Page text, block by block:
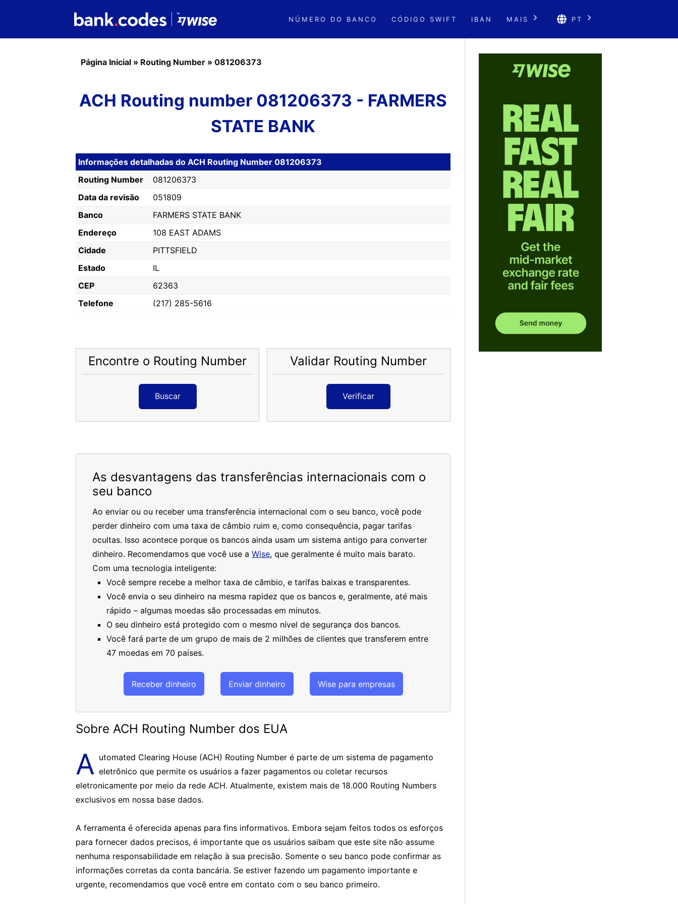
NÚMERO DO BANCO CÓDIGO SWIFT IBAN MAIS PT
Página Inicial » Routing Number » 081206373
ACH Routing number 081206373 - FARMERS
STATE BANK
Informações detalhadas do ACH Routing Number 081206373
Routing Number
081206373
Data da revisão
051809
Banco
FARMERS STATE BANK
Endereço
108 EAST ADAMS
Cidade
PITTSFIELD
Estado
IL
CEP
62363
Telefone
(217) 285-5616
Encontre o Routing Number
Buscar
Validar Routing Number
Verificar
As desvantagens das transferências internacionais com o
seu banco
Ao enviar ou ou receber uma transferência internacional com o seu banco, você pode
perder dinheiro com uma taxa de câmbio ruim e, como consequência, pagar tarifas
ocultas. Isso acontece porque os bancos ainda usam um sistema antigo para converter
dinheiro. Recomendamos que você use a Wise, que geralmente é muito mais barato.
Com uma tecnologia inteligente:
Você sempre recebe a melhor taxa de câmbio, e tarifas baixas e transparentes.
Você envia o seu dinheiro na mesma rapidez que os bancos e, geralmente, até mais
rápido – algumas moedas são processadas em minutos.
O seu dinheiro está protegido com o mesmo nível de segurança dos bancos.
Você fará parte de um grupo de mais de 2 milhões de clientes que transferem entre
47 moedas em 70 países.
Receber dinheiro Enviar dinheiro Wise para empresas
Sobre ACH Routing Number dos EUA
A utomated Clearing House (ACH) Routing Number é parte de um sistema de pagamento
eletrônico que permite os usuários a fazer pagamentos ou coletar recursos
eletronicamente por meio da rede ACH. Atualmente, existem mais de 18.000 Routing Numbers
exclusivos em nossa base dados.
A ferramenta é oferecida apenas para fins informativos. Embora sejam feitos todos os esforços
para fornecer dados precisos, é importante que os usuários saibam que este site não assume
nenhuma responsabilidade em relação à sua precisão. Somente o seu banco pode confirmar as
informações corretas da conta bancária. Se estiver fazendo um pagamento importante e
urgente, recomendamos que você entre em contato com o seu banco primeiro.